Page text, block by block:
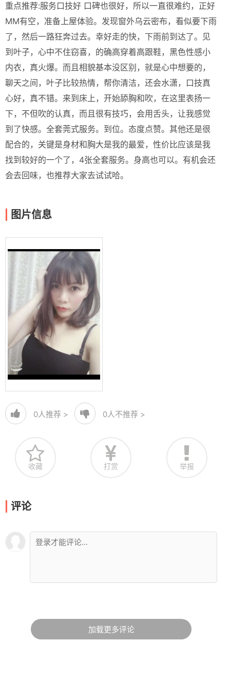
重点推荐:服务口技好 口碑也很好，所以一直很难约，正好
MM有空，准备上屋体验。发现窗外乌云密布，看似要下雨
了，然后一路狂奔过去。幸好走的快，下雨前到达了。见
到叶子，心中不住窃喜，的确高穿着高跟鞋，黑色性感小
内衣，真火爆。而且相貌基本没区别，就是心中想要的，
聊天之间，叶子比较热情，帮你清洁，还会水潇，口技真
心好，真不错。来到床上，开始舔胸和吹，在这里表扬一
下，不但吹的认真，而且很有技巧，会用舌头，让我感觉
到了快感。全套莞式服务。到位。态度点赞。其他还是很
配合的，关键是身材和胸大是我的最爱，性价比应该是我
找到较好的一个了，4张全套服务。身高也可以。有机会还
会去回味，也推荐大家去试试哈。
图片信息
0人推荐 > 0人不推荐 >
收藏 打赏 举报
评论
加载更多评论